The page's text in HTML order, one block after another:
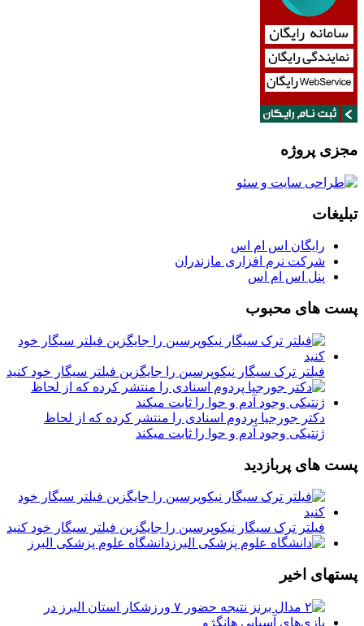
مجزی پروژه
تبلیغات
رایگان اس ام اس
شرکت نرم افزاری مازندران
پنل اس ام اس
پست های محبوب
فیلتر ترک سیگار نیکوپرسین را جایگزین فیلتر سیگار خود کنید
دکتر جورجیا پردوم اسنادی را منتشر کرده که از لحاظ
ژنتیکی وجود آدم و حوا را ثابت میکند
پست های پربازدید
فیلتر ترک سیگار نیکوپرسین را جایگزین فیلتر سیگار خود کنید
دانشگاه علوم پزشکی البرز
پستهای اخیر